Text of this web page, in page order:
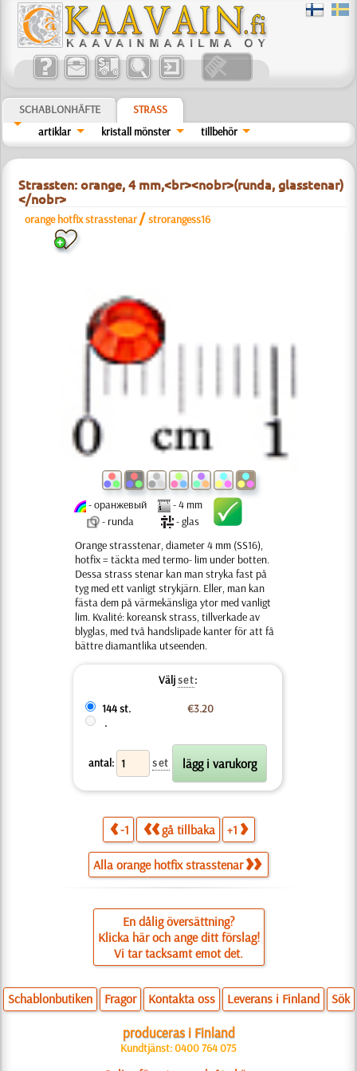
SCHABLONHÄFTE
STRASS
artiklar
kristall mönster tillbehör
Strassten: orange, 4 mm,<br><nobr>(runda, glasstenar)
</nobr>
orange hotfix strasstenar /strorangess16
- оранжевый
- runda
- 4 mm
- glas
Orange strasstenar, diameter 4 mm (SS16),
hotfix = täckta med termo- lim under botten.
Dessa strass stenar kan man stryka fast på
tyg med ett vanligt strykjärn. Eller, man kan
fästa dem på värmekänsliga ytor med vanligt
lim. Kvalité: koreansk strass, tillverkade av
blyglas, med två handslipade kanter för att få
bättre diamantlika utseenden.
Väljset:
144 st.
€3.20
.
antal: set
-1 gå tillbaka +1
Alla orange hotfix strasstenar
En dålig översättning?
Klicka här och ange ditt förslag!
Vi tar tacksamt emot det.
Schablonbutiken Fragor Kontakta oss Leverans i Finland Sök
produceras i Finland
Kundtjänst: 0400 764 075